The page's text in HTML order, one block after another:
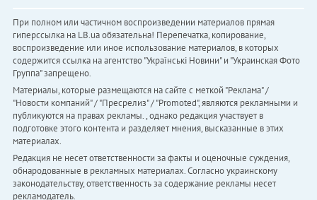
При полном или частичном воспроизведении материалов прямая
гиперссылка на LB.ua обязательна! Перепечатка, копирование,
воспроизведение или иное использование материалов, в которых
содержится ссылка на агентство "Українськi Новини" и "Украинская Фото
Группа" запрещено.
Материалы, которые размещаются на сайте с меткой "Реклама" /
"Новости компаний" / "Пресрелиз" / "Promoted", являются рекламными и
публикуются на правах рекламы. , однако редакция участвует в
подготовке этого контента и разделяет мнения, высказанные в этих
материалах.
Редакция не несет ответственности за факты и оценочные суждения,
обнародованные в рекламных материалах. Согласно украинскому
законодательству, ответственность за содержание рекламы несет
рекламодатель.